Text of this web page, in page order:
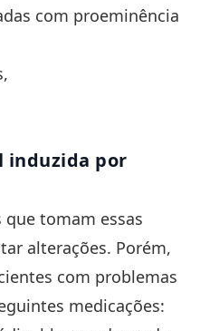
com proeminência
induzida por
tomam essas
alterações. Porém,
com problemas
medicações: